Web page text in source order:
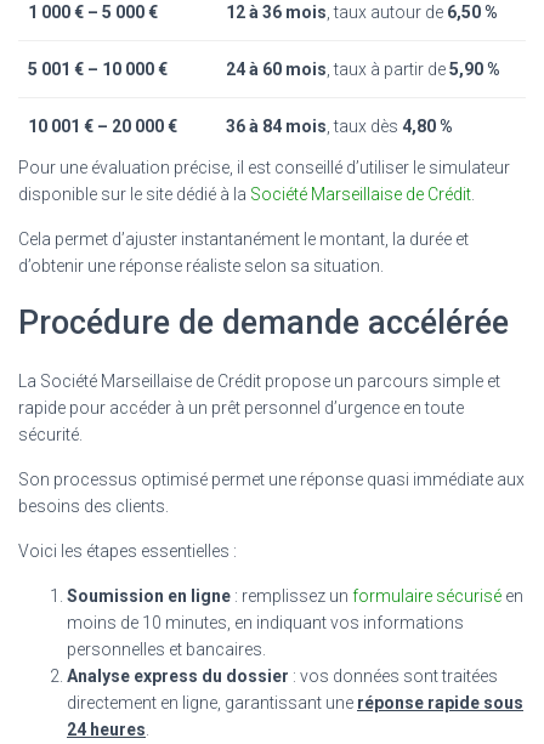
1 000 € – 5 000 € 12 à 36 mois , taux autour de 6,50 %
5 001 € – 10 000 € 24 à 60 mois , taux à partir de5,90 %
10 001 € – 20 000 € 36 à 84 mois , taux dès 4,80 %
Pour une évaluation précise, il est conseillé d’utiliser le simulateur
disponible sur le site dédié à la Société Marseillaise de Crédit
Cela permet d’ajuster instantanément le montant, la durée et
d’obtenir une réponse réaliste selon sa situation.
Procédure de demande accélérée
La Société Marseillaise de Crédit propose un parcours simple et
rapide pour accéder à un prêt personnel d’urgence en toute
sécurité.
Son processus optimisé permet une réponse quasi immédiate aux
besoins des clients.
Voici les étapes essentielles :
Soumission en ligne : remplissez un formulaire sécurisé en
moins de 10 minutes, en indiquant vos informations
personnelles et bancaires.
Analyse express du dossier : vos données sont traitées
directement en ligne, garantissant une réponse rapide sous
24 heures